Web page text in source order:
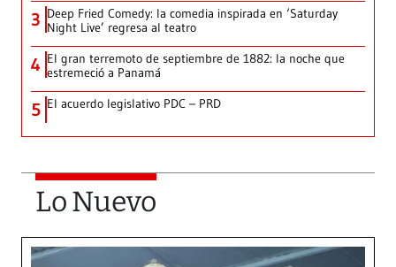
3 Deep Fried Comedy: la comedia inspirada en ‘Saturday
Night Live’ regresa al teatro
4 El gran terremoto de septiembre de 1882: la noche que
estremeció a Panamá
5 El acuerdo legislativo PDC – PRD
Lo Nuevo